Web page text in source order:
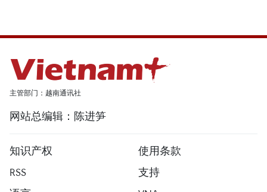
主管部门：越南通讯社
网站总编辑：陈进笋
知识产权
使用条款
RSS
支持